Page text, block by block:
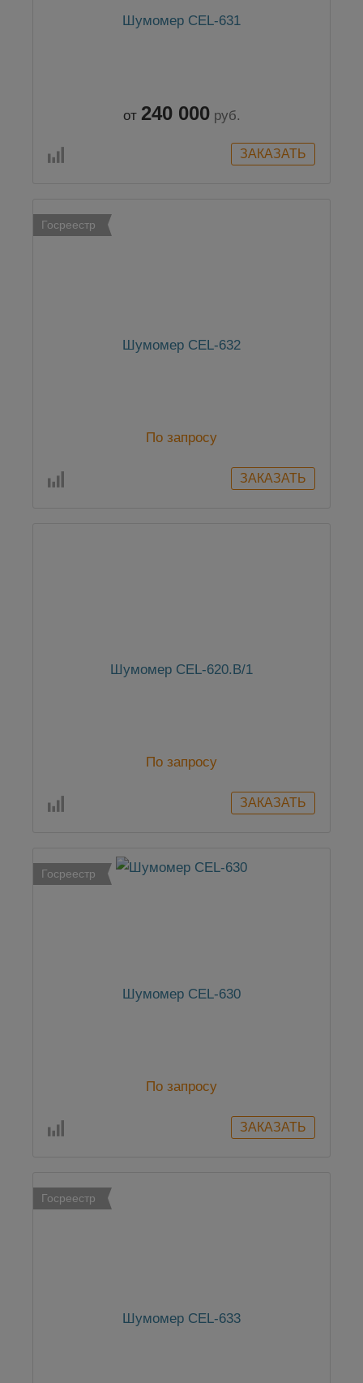
Шумомер CEL-631
от 240 000 руб.
Госреестр
Шумомер CEL-632
По запросу
Шумомер CEL-620.B/1
По запросу
Госреестр
Шумомер CEL-630
По запросу
Госреестр
Шумомер CEL-633